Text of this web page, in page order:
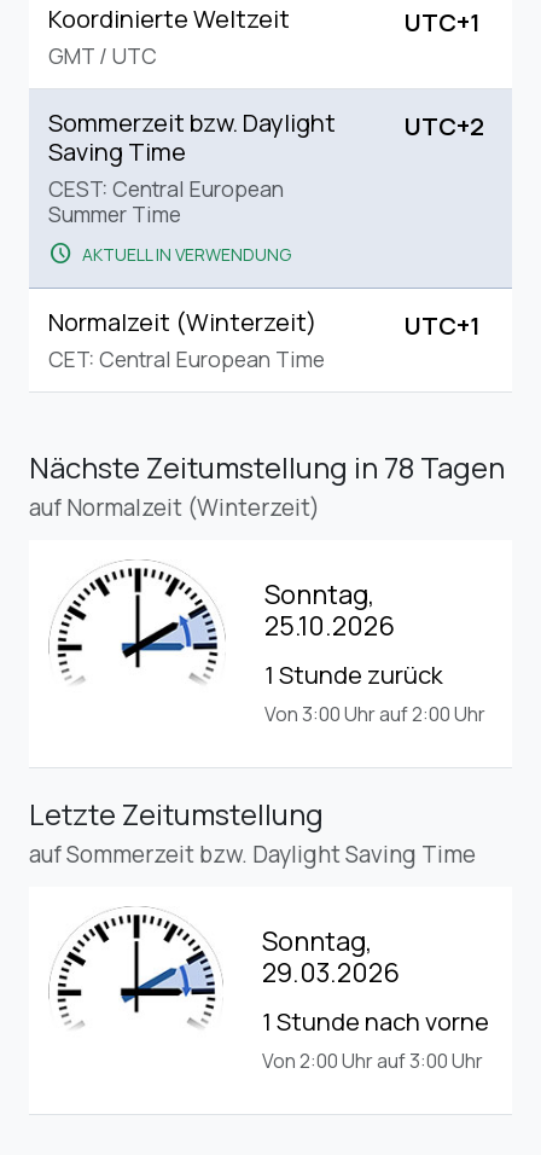
Koordinierte Weltzeit
GMT / UTC
UTC+1
Sommerzeit bzw. Daylight
Saving Time
CEST: Central European
Summer Time
schedule AKTUELL IN VERWENDUNG
UTC+2
Normalzeit (Winterzeit)
CET: Central European Time
UTC+1
Nächste Zeitumstellung in 78 Tagen
auf Normalzeit (Winterzeit)
Sonntag,
25.10.2026
1 Stunde zurück
Von 3:00 Uhr auf 2:00 Uhr
Letzte Zeitumstellung
auf Sommerzeit bzw. Daylight Saving Time
Sonntag,
29.03.2026
1 Stunde nach vorne
Von 2:00 Uhr auf 3:00 Uhr